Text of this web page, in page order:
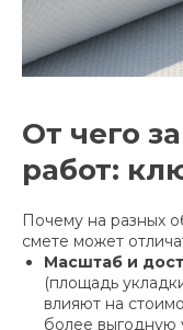
От чего
работ:
Почему на разных
смете может
Масштаб и
(площадь
влияют на
более выгодную